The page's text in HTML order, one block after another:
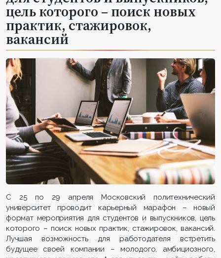
цель которого – поиск новых
практик, стажировок,
вакансий
С 25 по 29 апреля Московский политехнический
университет проводит карьерный марафон – новый
формат мероприятия для студентов и выпускников, цель
которого – поиск новых практик, стажировок, вакансий.
Лучшая возможность для работодателя встретить
будущее своей компании – молодого, амбициозного,